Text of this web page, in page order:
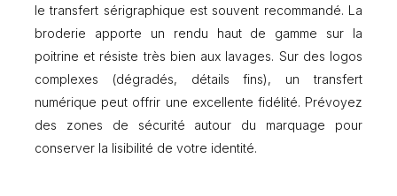
le transfert sérigraphique est souvent recommandé. La
broderie apporte un rendu haut de gamme sur la
poitrine et résiste très bien aux lavages. Sur des logos
complexes (dégradés, détails fins), un transfert
numérique peut offrir une excellente fidélité. Prévoyez
des zones de sécurité autour du marquage pour
conserver la lisibilité de votre identité.